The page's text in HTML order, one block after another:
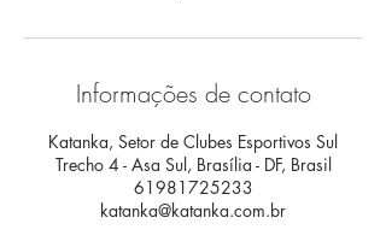
Informações de contato
Katanka, Setor de Clubes Esportivos Sul
Trecho 4 - Asa Sul, Brasília - DF, Brasil
61981725233
katanka@katanka.com.br